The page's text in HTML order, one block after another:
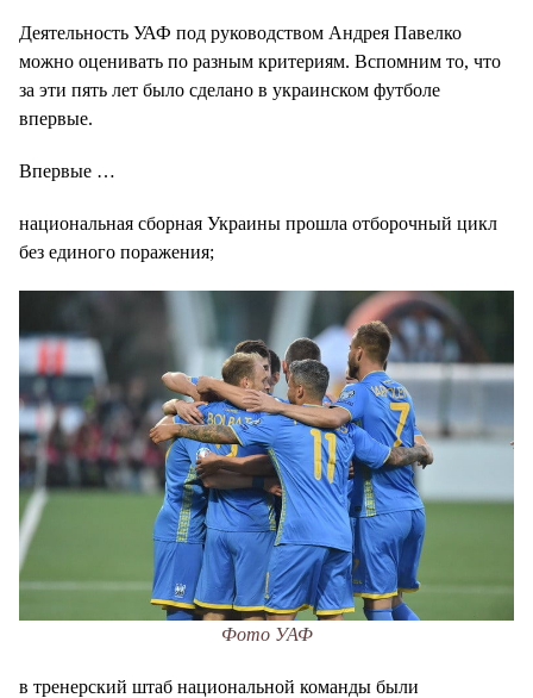
Деятельность УАФ под руководством Андрея Павелко
можно оценивать по разным критериям. Вспомним то, что
за эти пять лет было сделано в украинском футболе
впервые.
Впервые …
национальная сборная Украины прошла отборочный цикл
без единого поражения;
Фото УАФ
в тренерский штаб национальной команды были